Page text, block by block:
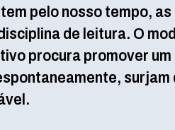
pelo nosso tempo, as
de leitura. O
procura promover um
surjam